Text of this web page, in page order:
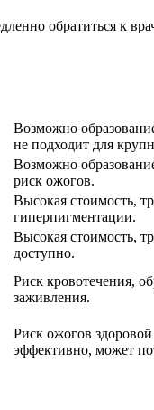
обратиться к
Возможно
не подходит для
Возможно
риск ожогов.
Высокая стоимость,
гиперпигментации.
Высокая стоимость,
доступно.
Риск кровотечения,
заживления.
Риск ожогов
эффективно, может